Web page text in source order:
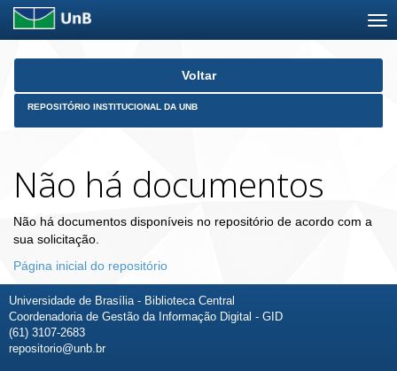
Skip
Voltar
REPOSITÓRIO INSTITUCIONAL DA UNB
Não há documentos
Não há documentos disponíveis no repositório de acordo com a
sua solicitação.
Página inicial do repositório
Universidade de Brasília - Biblioteca Central
Coordenadoria de Gestão da Informação Digital - GID
(61) 3107-2683
repositorio@unb.br